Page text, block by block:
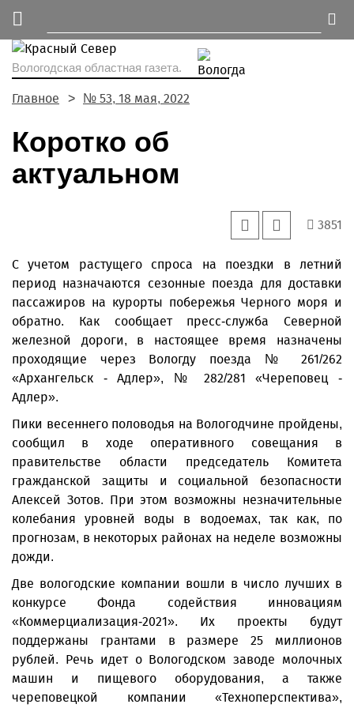
Вологодская областная газета.
Главное № 53, 18 мая, 2022
Коротко об
актуальном
3851
С учетом растущего спроса на поездки в летний
период назначаются сезонные поезда для доставки
пассажиров на курорты побережья Черного моря и
обратно. Как сообщает пресс-служба Северной
железной дороги, в настоящее время назначены
проходящие через Вологду поезда № 261/262
«Архангельск - Адлер», № 282/281 «Череповец -
Адлер».
Пики весеннего половодья на Вологодчине пройдены,
сообщил в ходе оперативного совещания в
правительстве области председатель Комитета
гражданской защиты и социальной безопасности
Алексей Зотов. При этом возможны незначительные
колебания уровней воды в водоемах, так как, по
прогнозам, в некоторых районах на неделе возможны
дожди.
Две вологодские компании вошли в число лучших в
конкурсе Фонда содействия инновациям
«Коммерциализация-2021». Их проекты будут
поддержаны грантами в размере 25 миллионов
рублей. Речь идет о Вологодском заводе молочных
машин и пищевого оборудования, а также
череповецкой компании «Техноперспектива»,